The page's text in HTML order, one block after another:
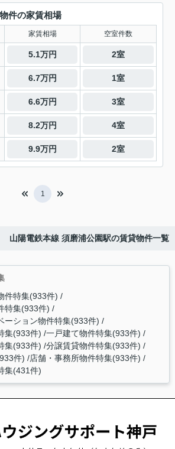
件の家賃相場
家賃相場 空室件数
5.1万円 2室
6.7万円 1室
6.6万円 3室
8.2万円 4室
9.9万円 2室
1
山陽電鉄本線 須磨浦公園駅の賃貸物件一覧
件特集(933件)
特集(933件)
ーション物件特集(933件)
集(933件) 一戸建て物件特集(933件)
集(933件) 分譲賃貸物件特集(933件)
件) 店舗・事務所物件特集(933件)
集(431件)